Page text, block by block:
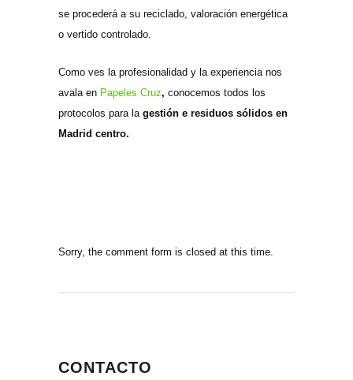
se procederá a su reciclado, valoración energética
o vertido controlado.
Como ves la profesionalidad y la experiencia nos
avala en Papeles Cruz, conocemos todos los
protocolos para la gestión e residuos sólidos en
Madrid centro.
Sorry, the comment form is closed at this time.
CONTACTO